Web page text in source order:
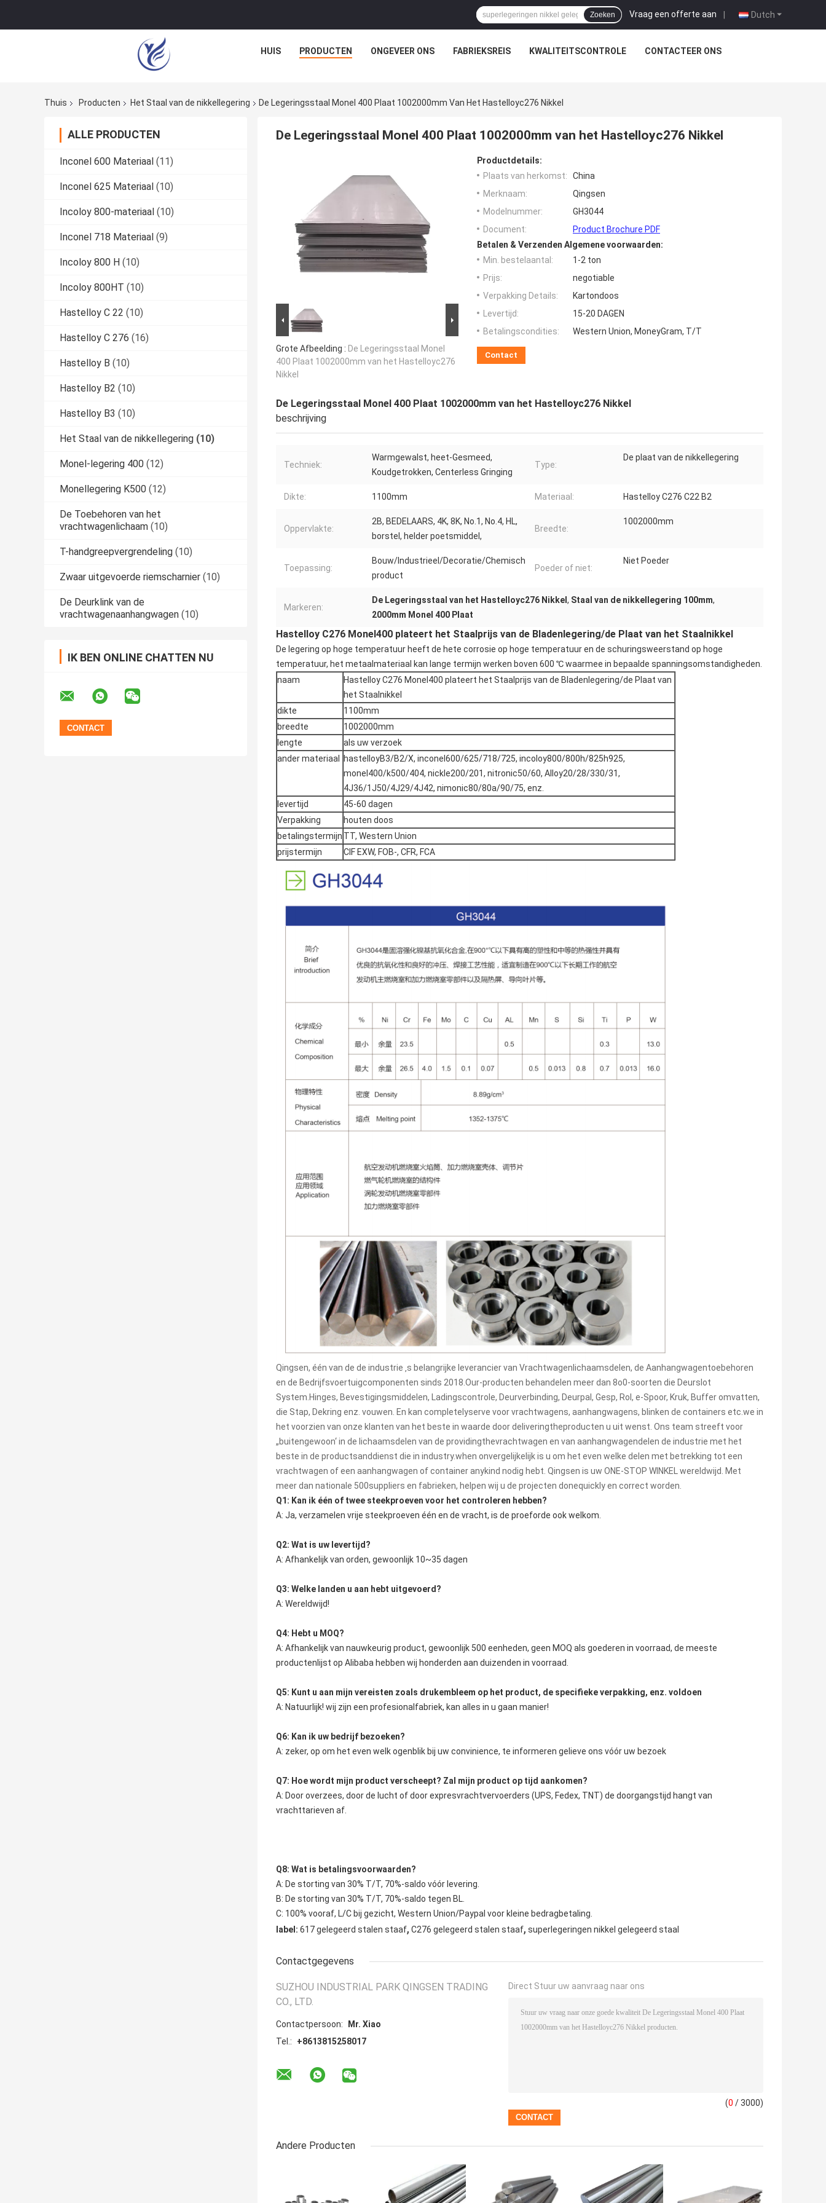
Dutch
Vraag een offerte aan |
Zoeken
HUIS PRODUCTEN ONGEVEER ONS FABRIEKSREIS KWALITEITSCONTROLE CONTACTEER ONS
Thuis Producten Het Staal van de nikkellegering De Legeringsstaal Monel 400 Plaat 1002000mm Van Het Hastelloyc276 Nikkel
ALLE PRODUCTEN
Inconel 600 Materiaal (11)
Inconel 625 Materiaal (10)
Incoloy 800-materiaal (10)
Inconel 718 Materiaal (9)
Incoloy 800 H (10)
Incoloy 800HT (10)
Hastelloy C 22 (10)
Hastelloy C 276 (16)
Hastelloy B (10)
Hastelloy B2 (10)
Hastelloy B3 (10)
Het Staal van de nikkellegering (10)
Monel-legering 400 (12)
Monellegering K500 (12)
De Toebehoren van het
vrachtwagenlichaam (10)
T-handgreepvergrendeling (10)
Zwaar uitgevoerde riemscharnier (10)
De Deurklink van de
vrachtwagenaanhangwagen (10)
IK BEN ONLINE CHATTEN NU
De Legeringsstaal Monel 400 Plaat 1002000mm van het Hastelloyc276 Nikkel
Grote Afbeelding : De Legeringsstaal Monel
400 Plaat 1002000mm van het Hastelloyc276
Nikkel
Productdetails:
Plaats van herkomst:
China
Merknaam:
Qingsen
Modelnummer:
GH3044
Document:
Product Brochure PDF
Betalen & Verzenden Algemene voorwaarden:
Min. bestelaantal:
1-2 ton
Prijs:
negotiable
Verpakking Details:
Kartondoos
Levertijd:
15-20 DAGEN
Betalingscondities:
Western Union, MoneyGram, T/T
Contact
De Legeringsstaal Monel 400 Plaat 1002000mm van het Hastelloyc276 Nikkel
beschrijving
Techniek:
Warmgewalst, heet-Gesmeed,
Koudgetrokken, Centerless Gringing
Type:
De plaat van de nikkellegering
Dikte: 1100mm Materiaal: Hastelloy C276 C22 B2
Oppervlakte:
2B, BEDELAARS, 4K, 8K, No.1, No.4, HL,
borstel, helder poetsmiddel,
Breedte:
1002000mm
Toepassing:
Bouw/Industrieel/Decoratie/Chemisch
product
Poeder of niet:
Niet Poeder
Markeren:
De Legeringsstaal van het Hastelloyc276 Nikkel , Staal van de nikkellegering 100mm,
2000mm Monel 400 Plaat
Hastelloy C276 Monel400 plateert het Staalprijs van de Bladenlegering/de Plaat van het Staalnikkel
De legering op hoge temperatuur heeft de hete corrosie op hoge temperatuur en de schuringsweerstand op hoge
temperatuur, het metaalmateriaal kan lange termijn werken boven 600 ℃ waarmee in bepaalde spanningsomstandigheden.
naam
Hastelloy C276 Monel400 plateert het Staalprijs van de Bladenlegering/de Plaat van
het Staalnikkel
dikte
1100mm
breedte
1002000mm
lengte
als uw verzoek
ander materiaal
hastelloyB3/B2/X, inconel600/625/718/725, incoloy800/800h/825h925,
monel400/k500/404, nickle200/201, nitronic50/60, Alloy20/28/330/31,
4J36/1J50/4J29/4J42, nimonic80/80a/90/75, enz.
levertijd
45-60 dagen
Verpakking
houten doos
betalingstermijn TT, Western Union
prijstermijn
CIF EXW, FOB-, CFR, FCA
Qingsen, één van de de industrie ‚s belangrijke leverancier van Vrachtwagenlichaamsdelen, de Aanhangwagentoebehoren
en de Bedrijfsvoertuigcomponenten sinds 2018.Our-producten behandelen meer dan 8o0-soorten die Deurslot
System.Hinges, Bevestigingsmiddelen, Ladingscontrole, Deurverbinding, Deurpal, Gesp, Rol, e-Spoor, Kruk, Buffer omvatten,
die Stap, Dekring enz. vouwen. En kan completelyserve voor vrachtwagens, aanhangwagens, blinken de containers etc.we in
het voorzien van onze klanten van het beste in waarde door deliveringtheproducten u uit wenst. Ons team streeft voor
„buitengewoon‘ in de lichaamsdelen van de providingthevrachtwagen en van aanhangwagendelen de industrie met het
beste in de productsanddienst die in industry.when onvergelijkelijk is u om het even welke delen met betrekking tot een
vrachtwagen of een aanhangwagen of container anykind nodig hebt. Qingsen is uw ONE-STOP WINKEL wereldwijd. Met
meer dan nationale 500suppliers en fabrieken, helpen wij u de projecten donequickly en correct worden.
Q1: Kan ik één of twee steekproeven voor het controleren hebben?
A: Ja, verzamelen vrije steekproeven één en de vracht, is de proeforde ook welkom.
Q2: Wat is uw levertijd?
A: Afhankelijk van orden, gewoonlijk 10~35 dagen
Q3: Welke landen u aan hebt uitgevoerd?
A: Wereldwijd!
Q4: Hebt u MOQ?
A: Afhankelijk van nauwkeurig product, gewoonlijk 500 eenheden, geen MOQ als goederen in voorraad, de meeste
productenlijst op Alibaba hebben wij honderden aan duizenden in voorraad.
Q5: Kunt u aan mijn vereisten zoals drukembleem op het product, de specifieke verpakking, enz. voldoen
A: Natuurlijk! wij zijn een profesionalfabriek, kan alles in u gaan manier!
Q6: Kan ik uw bedrijf bezoeken?
A: zeker, op om het even welk ogenblik bij uw convinience, te informeren gelieve ons vóór uw bezoek
Q7: Hoe wordt mijn product verscheept? Zal mijn product op tijd aankomen?
A: Door overzees, door de lucht of door expresvrachtvervoerders (UPS, Fedex, TNT) de doorgangstijd hangt van
vrachttarieven af.
Q8: Wat is betalingsvoorwaarden?
A: De storting van 30% T/T, 70%-saldo vóór levering.
B: De storting van 30% T/T, 70%-saldo tegen BL.
C: 100% vooraf, L/C bij gezicht, Western Union/Paypal voor kleine bedragbetaling.
label: 617 gelegeerd stalen staaf, C276 gelegeerd stalen staaf, superlegeringen nikkel gelegeerd staal
Contactgegevens
SUZHOU INDUSTRIAL PARK QINGSEN TRADING
CO., LTD.
Contactpersoon:
Mr. Xiao
Tel.:
+8613815258017
Direct Stuur uw aanvraag naar ons
(0 / 3000)
Andere Producten